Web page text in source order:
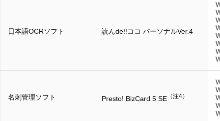
日本語OCRソフト 読んde!!ココ パーソナルVer.4
名刺管理ソフト Presto! BizCard 5 SE （注4）